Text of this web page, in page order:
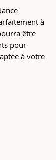
à
être
pour
à votre